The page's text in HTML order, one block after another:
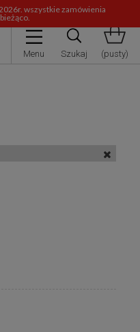
wszystkie zamówienia
Menu Szukaj (pusty)